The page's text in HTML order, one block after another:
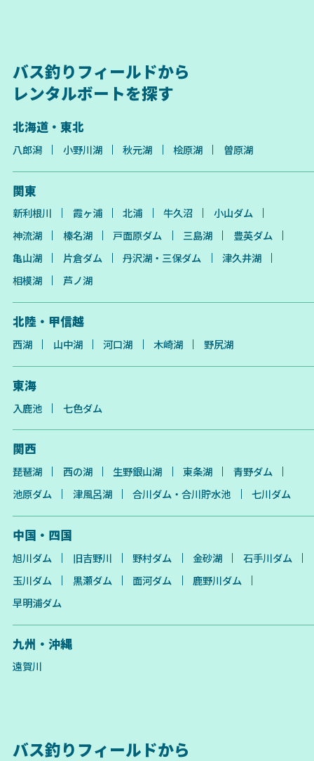
バス釣りフィールドから
レンタルボートを探す
北海道・東北
八郎潟 小野川湖 秋元湖 桧原湖 曽原湖
関東
新利根川 霞ヶ浦 北浦 牛久沼
小山ダム
神流湖
榛名湖 戸面原ダム 三島湖
豊英ダム
亀山湖
片倉ダム 丹沢湖・三保ダム
津久井湖
相模湖
芦ノ湖
北陸・甲信越
西湖 山中湖 河口湖 木崎湖 野尻湖
東海
入鹿池 七色ダム
関西
琵琶湖 西の湖 生野銀山湖 東条湖
青野ダム
池原ダム
津風呂湖 合川ダム・合川貯水池 七川ダム
中国・四国
旭川ダム 旧吉野川 野村ダム 金砂湖
石手川ダム
玉川ダム
黒瀬ダム 面河ダム
鹿野川ダム
早明浦ダム
九州・沖縄
遠賀川
バス釣りフィールドから